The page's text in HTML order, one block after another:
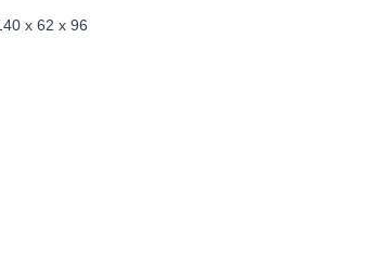
x 62 x 96